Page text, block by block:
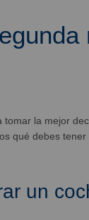
tomar la mejor
qué debes
un